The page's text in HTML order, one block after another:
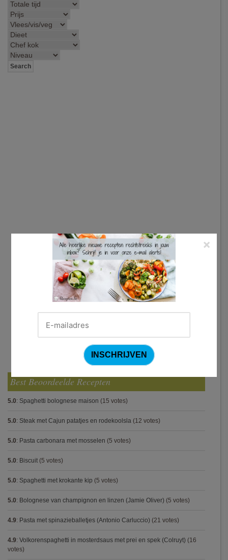
Best Beoordeelde Recepten
5.0: Spaghetti bolognese maison (15 votes)
5.0: Steak met Cajun patatjes en rodekoolsla (12 votes)
5.0: Pasta carbonara met mosselen (5 votes)
5.0: Biscuit (5 votes)
5.0: Spaghetti met krokante kip (5 votes)
5.0: Bolognese van champignon en linzen (Jamie Oliver) (5 votes)
4.9: Pasta met spinazieballetjes (Antonio Carluccio) (21 votes)
4.9: Volkorenspaghetti in mosterdsaus met prei en spek (Colruyt) (16
votes)
×